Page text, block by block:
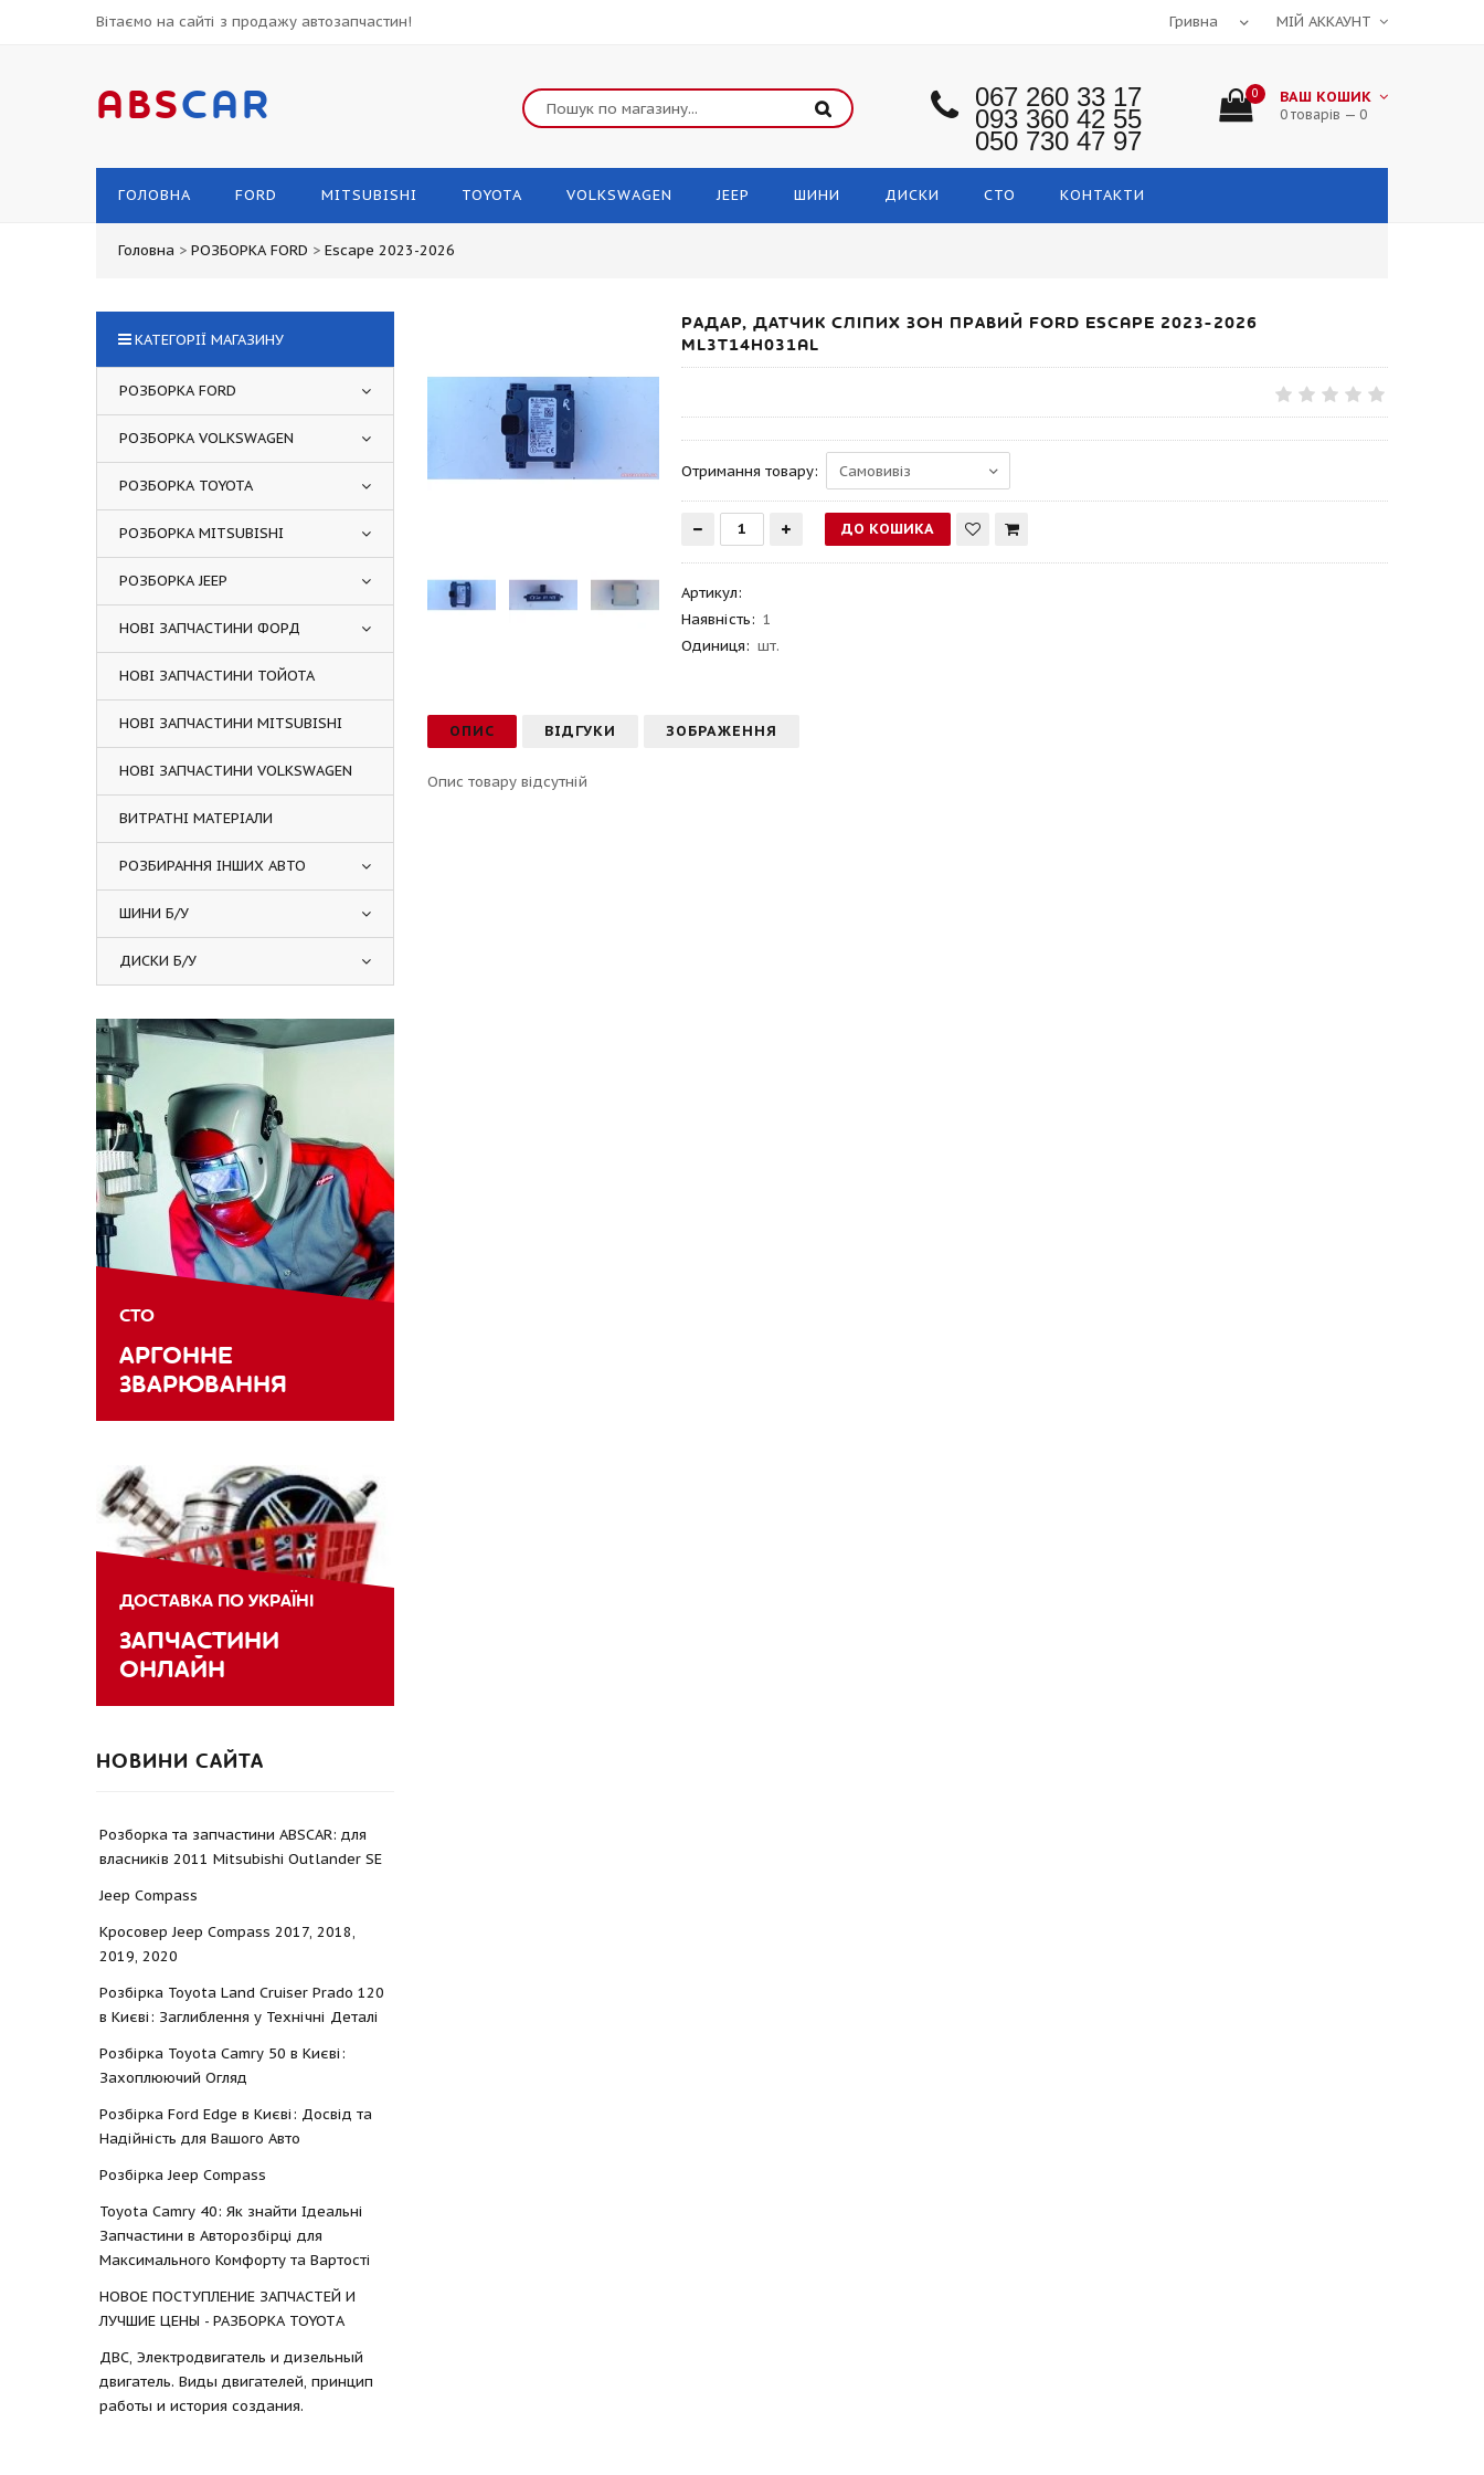
Вітаємо на сайті з продажу автозапчастин! МІЙ АККАУНТ
ABSCAR 067 260 33 17
093 360 42 55
050 730 47 97
0 ВАШ КОШИК
0 товарів — 0
ГОЛОВНА FORD MITSUBISHI TOYOTA VOLKSWAGEN JEEP ШИНИ ДИСКИ СТО КОНТАКТИ
Головна > РОЗБОРКА FORD > Escape 2023-2026
РАДАР, ДАТЧИК СЛІПИХ ЗОН ПРАВИЙ FORD ESCAPE 2023-2026
ML3T14H031AL
Отримання товару:
Артикул:
Наявність: 1
Одиниця: шт.
ОПИС ВІДГУКИ ЗОБРАЖЕННЯ
Опис товару відсутній
КАТЕГОРІЇ МАГАЗИНУ
РОЗБОРКА FORD
РОЗБОРКА VOLKSWAGEN
РОЗБОРКА TOYOTA
РОЗБОРКА MITSUBISHI
РОЗБОРКА JEEP
НОВІ ЗАПЧАСТИНИ ФОРД
НОВІ ЗАПЧАСТИНИ ТОЙОТА
НОВІ ЗАПЧАСТИНИ MITSUBISHI
НОВІ ЗАПЧАСТИНИ VOLKSWAGEN
ВИТРАТНІ МАТЕРІАЛИ
РОЗБИРАННЯ ІНШИХ АВТО
ШИНИ Б/У
ДИСКИ Б/У
СТО
АРГОННЕ
ЗВАРЮВАННЯ
ДОСТАВКА ПО УКРАЇНІ
ЗАПЧАСТИНИ
ОНЛАЙН
НОВИНИ САЙТА
Розборка та запчастини ABSCAR: для
власників 2011 Mitsubishi Outlander SE
Jeep Compass
Кросовер Jeep Compass 2017, 2018,
2019, 2020
Розбірка Toyota Land Cruiser Prado 120
в Києві: Заглиблення у Технічні Деталі
Розбірка Toyota Camry 50 в Києві:
Захоплюючий Огляд
Розбірка Ford Edge в Києві: Досвід та
Надійність для Вашого Авто
Розбірка Jeep Compass
Toyota Camry 40: Як знайти Ідеальні
Запчастини в Авторозбірці для
Максимального Комфорту та Вартості
НОВОЕ ПОСТУПЛЕНИЕ ЗАПЧАСТЕЙ И
ЛУЧШИЕ ЦЕНЫ - РАЗБОРКА TOYOTА
ДВС, Электродвигатель и дизельный
двигатель. Виды двигателей, принцип
работы и история создания.